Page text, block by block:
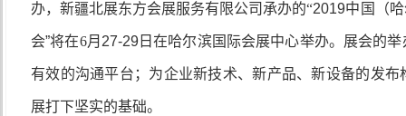
办，新疆北展东方会展服务有限公司承办的“2019中国（
会”将在6月 27-29日在哈尔滨国际会展中心举办。展会的
有效的沟通平台；为企业新技术、新产品、新设备的发
展打下坚实的基础。